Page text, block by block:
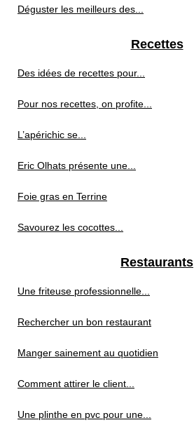
Déguster les meilleurs des...
Recettes
Des idées de recettes pour...
Pour nos recettes, on profite...
L’apérichic se...
Eric Olhats présente une...
Foie gras en Terrine
Savourez les cocottes...
Restaurants
Une friteuse professionnelle...
Rechercher un bon restaurant
Manger sainement au quotidien
Comment attirer le client...
Une plinthe en pvc pour une...